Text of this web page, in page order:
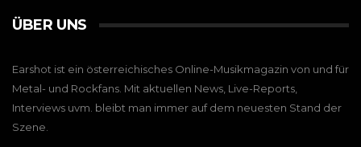
ÜBER UNS
Earshot ist ein österreichisches Online-Musikmagazin von und für
Metal- und Rockfans. Mit aktuellen News, Live-Reports,
Interviews uvm. bleibt man immer auf dem neuesten Stand der
Szene.